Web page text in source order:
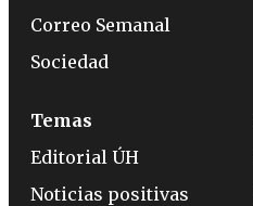
Correo Semanal
Sociedad
Temas
Editorial ÚH
Noticias positivas